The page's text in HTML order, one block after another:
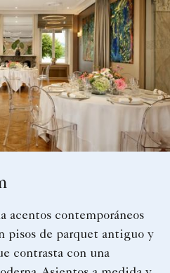
contemporáneos
pisos de parquet antiguo y
contrasta con una